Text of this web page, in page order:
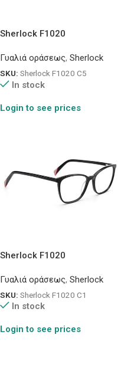
Sherlock F1020
Γυαλιά οράσεως, Sherlock
SKU: Sherlock F1020 C5
In stock
Login to see prices
Sherlock F1020
Γυαλιά οράσεως, Sherlock
SKU: Sherlock F1020 C1
In stock
Login to see prices